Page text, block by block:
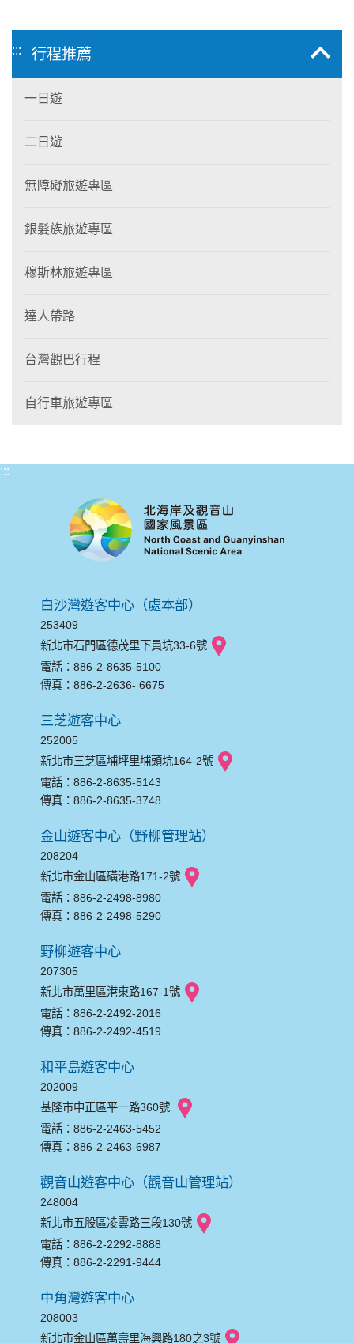
::: 行程推薦
一日遊
二日遊
無障礙旅遊專區
銀髮族旅遊專區
穆斯林旅遊專區
達人帶路
台灣觀巴行程
自行車旅遊專區
:::
白沙灣遊客中心（處本部）
253409
新北市石門區德茂里下員坑33-6號
電話：886-2-8635-5100
傳真：886-2-2636- 6675
三芝遊客中心
252005
新北市三芝區埔坪里埔頭坑164-2號
電話：886-2-8635-5143
傳真：886-2-8635-3748
金山遊客中心（野柳管理站）
208204
新北市金山區磺港路171-2號
電話：886-2-2498-8980
傳真：886-2-2498-5290
野柳遊客中心
207305
新北市萬里區港東路167-1號
電話：886-2-2492-2016
傳真：886-2-2492-4519
和平島遊客中心
202009
基隆市中正區平一路360號
電話：886-2-2463-5452
傳真：886-2-2463-6987
觀音山遊客中心（觀音山管理站）
248004
新北市五股區凌雲路三段130號
電話：886-2-2292-8888
傳真：886-2-2291-9444
中角灣遊客中心
208003
新北市金山區萬壽里海興路180之3號